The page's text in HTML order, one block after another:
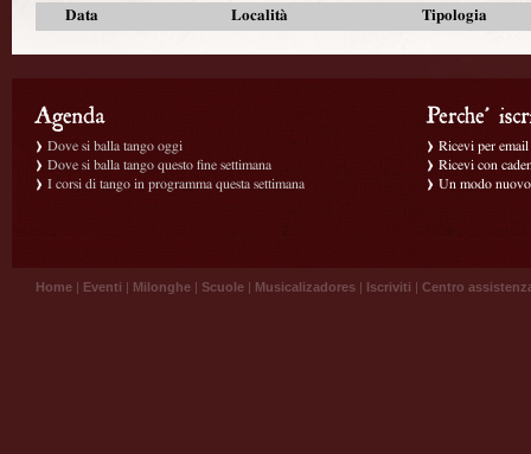
Data Località Tipologia
Dove si balla tango oggi
Dove si balla tango questo fine settimana
I corsi di tango in programma questa settimana
Ricevi per
Ricevi con
Un modo
Home | Eventi | Milonghe | Scuole | Musicalizadores | Iscriviti | Centro